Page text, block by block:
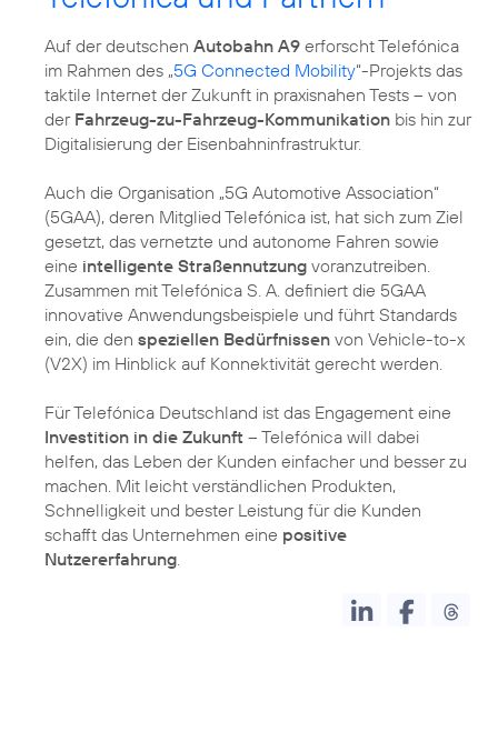
Auf der deutschen Autobahn A9 erforscht Telefónica
im Rahmen des „5G Connected Mobility“-Projekts das
taktile Internet der Zukunft in praxisnahen Tests – von
der Fahrzeug-zu-Fahrzeug-Kommunikation bis hin zur
Digitalisierung der Eisenbahninfrastruktur.
Auch die Organisation „5G Automotive Association“
(5GAA), deren Mitglied Telefónica ist, hat sich zum Ziel
gesetzt, das vernetzte und autonome Fahren sowie
eine intelligente Straßennutzung voranzutreiben.
Zusammen mit Telefónica S. A. definiert die 5GAA
innovative Anwendungsbeispiele und führt Standards
ein, die den speziellen Bedürfnissen von Vehicle-to-x
(V2X) im Hinblick auf Konnektivität gerecht werden.
Für Telefónica Deutschland ist das Engagement eine
Investition in die Zukunft – Telefónica will dabei
helfen, das Leben der Kunden einfacher und besser zu
machen. Mit leicht verständlichen Produkten,
Schnelligkeit und bester Leistung für die Kunden
schafft das Unternehmen eine positive
Nutzererfahrung